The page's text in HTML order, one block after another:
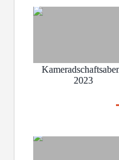
2023